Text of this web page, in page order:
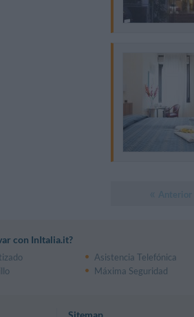
con InItalia.it?
Asistencia Telefónica
Máxima Seguridad
Sitemap